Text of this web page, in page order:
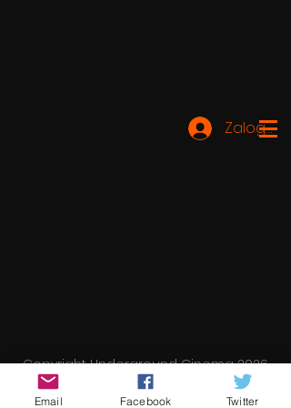
Zaloguj się
Copyright Underground Cinema 2026
Email Facebook Twitter